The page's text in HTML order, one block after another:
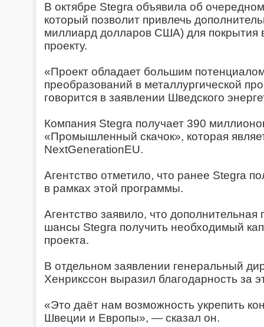
В октябре Stegra объявила об
который позволит привлечь
миллиард долларов США) для покрытия
проекту.
«Проект обладает большим
преобразований в металлургической
говорится в заявлении Шведского
Компания Stegra получает 390
«Промышленный скачок», которая
NextGenerationEU.
Агентство отметило, что ранее Stegra
в рамках этой программы.
Агентство заявило, что
шансы Stegra получить необходимый
проекта.
В отдельном заявлении генеральный
Хенрикссон выразил благодарность за
«Это даёт нам возможность укрепить
Швеции и Европы», — сказал он.